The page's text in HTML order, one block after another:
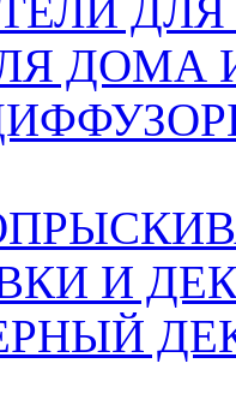
ДОМА
И